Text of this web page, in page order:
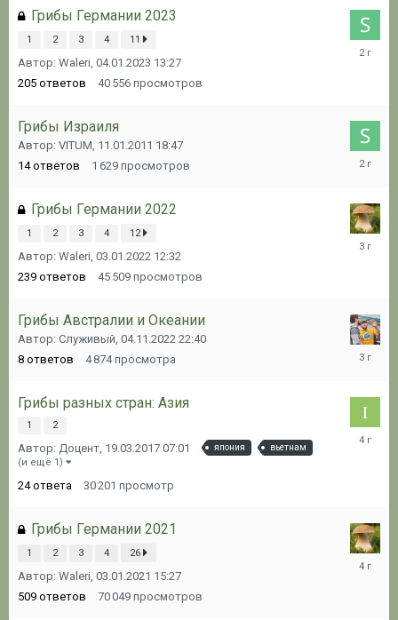
Грибы Германии 2023
1 2 3 4 11
Автор: Waleri, 04.01.2023 13:27
205 ответов 40 556 просмотров
Грибы Израиля
Автор: VITUM, 11.01.2011 18:47
14 ответов 1 629 просмотров
Грибы Германии 2022
1 2 3 4 12
Автор: Waleri, 03.01.2022 12:32
239 ответов 45 509 просмотров
Грибы Австралии и Океании
Автор: Служивый, 04.11.2022 22:40
8 ответов 4 874 просмотра
Грибы разных стран: Азия
1 2
Автор: Доцент, 19.03.2017 07:01 япония вьетнам
(и ещё 1)
24 ответа 30 201 просмотр
Грибы Германии 2021
1 2 3 4 26
Автор: Waleri, 03.01.2021 15:27
509 ответов 70 049 просмотров